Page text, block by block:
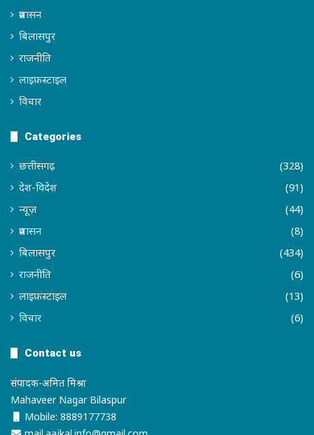
प्रशासन
बिलासपुर
राजनीति
लाइफ़स्टाइल
विचार
Categories
छत्तीसगढ़
(328)
देश-विदेश
(91)
न्यूज़
(44)
प्रशासन
(8)
बिलासपुर
(434)
राजनीति
(6)
लाइफ़स्टाइल
(13)
विचार
(6)
Contact us
संपादक-अमित मिश्रा
Mahaveer Nagar Bilaspur
Mobile: 8889177738